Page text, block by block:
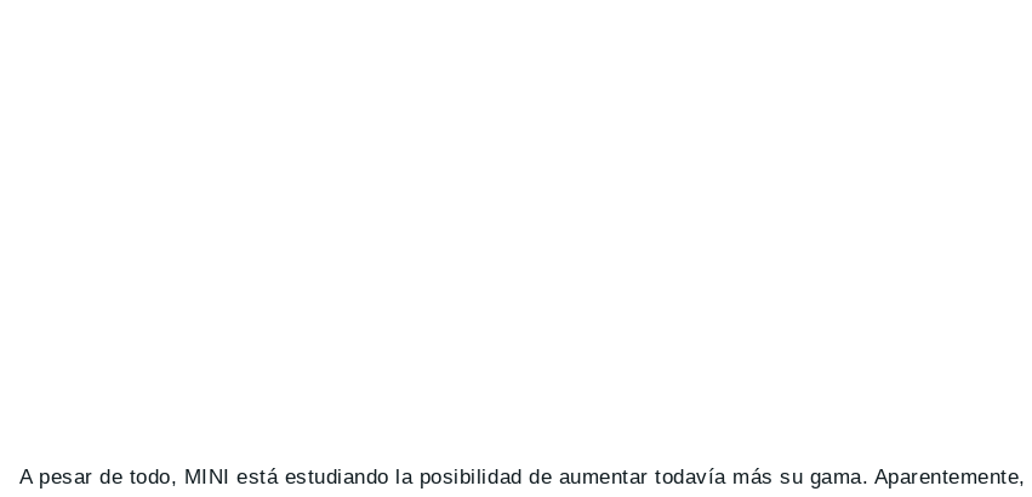
A pesar de todo, MINI está estudiando la posibilidad de aumentar todavía más su gama. Aparentemente,